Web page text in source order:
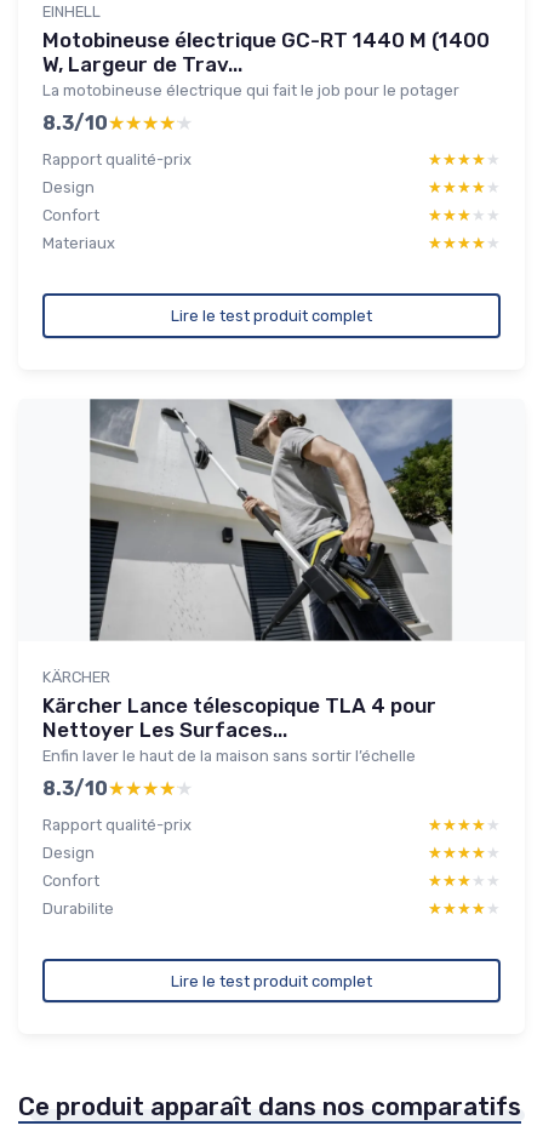
EINHELL
Motobineuse électrique GC-RT 1440 M (1400
W, Largeur de Trav...
La motobineuse électrique qui fait le job pour le potager
8.3/10★★★★★
★★★★★
Rapport qualité-prix ★★★★★
★★★★★
Design
★★★★★
★★★★★
Confort
★★★★★
★★★★★
Materiaux
★★★★★
★★★★★
Lire le test produit complet
KÄRCHER
Kärcher Lance télescopique TLA 4 pour
Nettoyer Les Surfaces...
Enfin laver le haut de la maison sans sortir l’échelle
8.3/10★★★★★
★★★★★
Rapport qualité-prix ★★★★★
★★★★★
Design
★★★★★
★★★★★
Confort
★★★★★
★★★★★
Durabilite
★★★★★
★★★★★
Lire le test produit complet
Ce produit apparaît dans nos comparatifs